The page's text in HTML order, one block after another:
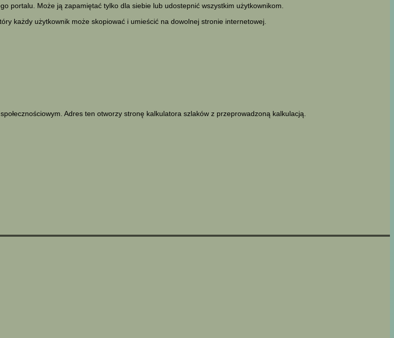
portalu. Może ją zapamiętać tylko dla siebie lub udostepnić wszystkim użytkownikom.
każdy użytkownik może skopiować i umieścić na dowolnej stronie internetowej.
Adres ten otworzy stronę kalkulatora szlaków z przeprowadzoną kalkulacją.